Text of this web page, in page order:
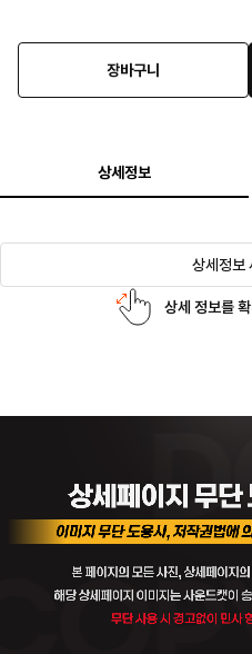
장바구니
상세정보
상세정보
상세 정보를